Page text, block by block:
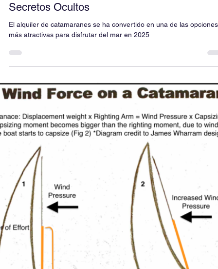
20 ene 2025 10 min de lectura
Guía Definitiva para alquiler de catamaranes
en San Blas 2025: Precios Reales + 7